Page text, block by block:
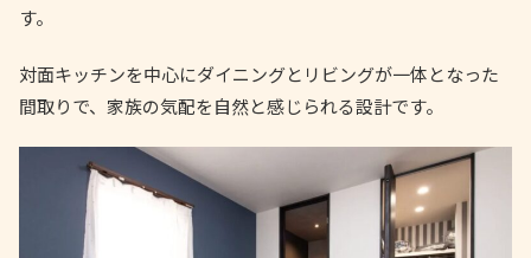
す。
対面キッチンを中心にダイニングとリビングが一体となった
間取りで、家族の気配を自然と感じられる設計です。